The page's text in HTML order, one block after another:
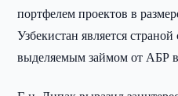
портфелем проектов в
Узбекистан является
выделяемым займом от АБР